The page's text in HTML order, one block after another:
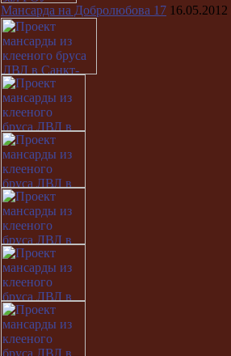
Мансарда на Добролюбова 17 16.05.2012